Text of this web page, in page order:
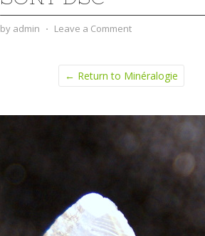
by admin ⋅ Leave a Comment
← Return to Minéralogie